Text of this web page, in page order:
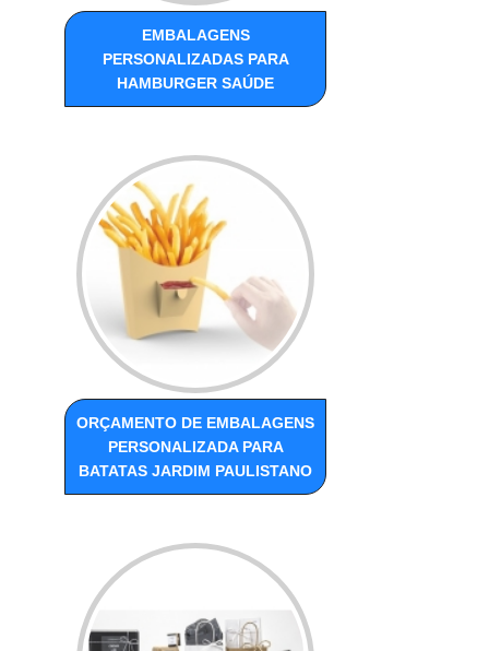
EMBALAGENS
PERSONALIZADAS PARA
HAMBURGER SAÚDE
ORÇAMENTO DE EMBALAGENS
PERSONALIZADA PARA
BATATAS JARDIM PAULISTANO